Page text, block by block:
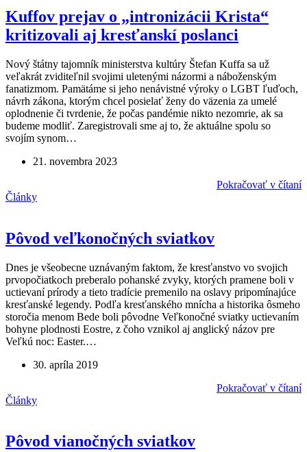
Kuffov prejav o „intronizácii Krista“
kritizovali aj kresťanskí poslanci
Nový štátny tajomník ministerstva kultúry Štefan Kuffa sa už
veľakrát zviditeľnil svojimi uletenými názormi a náboženským
fanatizmom. Pamätáme si jeho nenávistné výroky o LGBT ľuďoch,
návrh zákona, ktorým chcel posielať ženy do väzenia za umelé
oplodnenie či tvrdenie, že počas pandémie nikto nezomrie, ak sa
budeme modliť. Zaregistrovali sme aj to, že aktuálne spolu so
svojím synom…
21. novembra 2023
Pokračovať v čítaní
Články
Pôvod veľkonočných sviatkov
Dnes je všeobecne uznávaným faktom, že kresťanstvo vo svojich
prvopočiatkoch preberalo pohanské zvyky, ktorých pramene boli v
uctievaní prírody a tieto tradície premenilo na oslavy pripomínajúce
kresťanské legendy. Podľa kresťanského mnícha a historika ôsmeho
storočia menom Bede boli pôvodne Veľkonočné sviatky uctievaním
bohyne plodnosti Eostre, z čoho vznikol aj anglický názov pre
Veľkú noc: Easter.…
30. apríla 2019
Pokračovať v čítaní
Články
Pôvod vianočných sviatkov